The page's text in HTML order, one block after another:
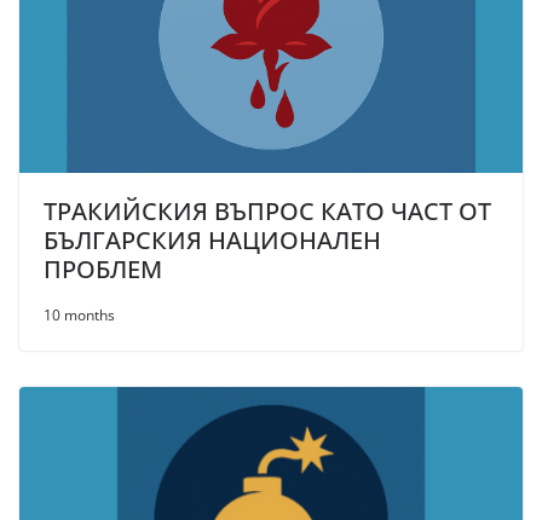
ТРАКИЙСКИЯ ВЪПРОС КАТО ЧАСТ ОТ
БЪЛГАРСКИЯ НАЦИОНАЛЕН
ПРОБЛЕМ
10 months